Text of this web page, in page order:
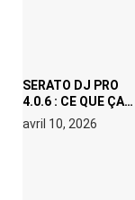
SERATO DJ PRO
4.0.6 : CE QUE ÇA
CHANGE, MÊME SI
VOUS N’ÊTES NI
avril 10, 2026